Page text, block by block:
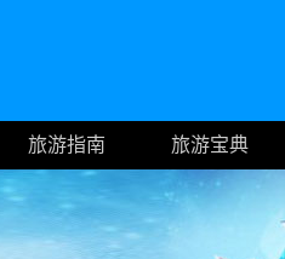
旅游指南 旅游宝典